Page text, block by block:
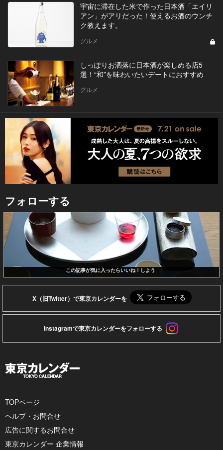
宇宙に滞在した米で作った日本酒「エイリ
アン」がアリだった！使えるお酒のウンチ
ク教えます。
グルメ
しっぽりお洒落に日本酒が楽しめる店5
選！“和”を味わいたいデートにおすすめ
グルメ
フォローする
この記事が気に入ったらいいね！しよう
X（旧Twitter）で東京カレンダーを
Instagramで東京カレンダーをフォローする
TOPページ
ヘルプ・お問合せ
広告に関するお問合せ
東京カレンダー 企業情報